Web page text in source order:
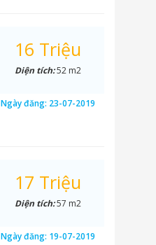
16 Triệu
Diện tích:52 m2
Ngày đăng: 23-07-2019
17 Triệu
Diện tích:57 m2
Ngày đăng: 19-07-2019